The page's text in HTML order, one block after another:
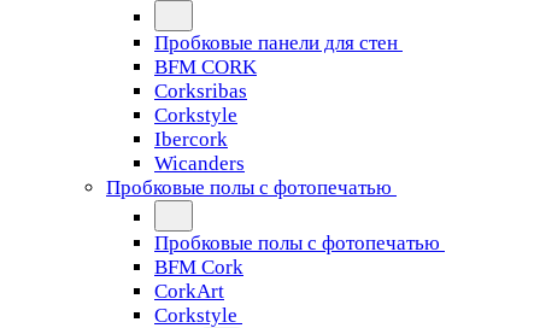
Пробковые панели для стен
BFM CORK
Corksribas
Corkstyle
Ibercork
Wicanders
Пробковые полы с фотопечатью
Пробковые полы с фотопечатью
BFM Cork
CorkArt
Corkstyle